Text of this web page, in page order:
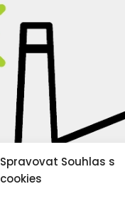
Spravovat Souhlas s
cookies